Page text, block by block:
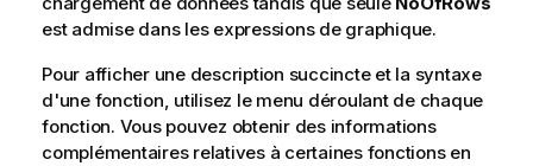
est admise dans les expressions de graphique.
Pour afficher une description succincte et la syntaxe
d'une fonction, utilisez le menu déroulant de chaque
fonction. Vous pouvez obtenir des informations
complémentaires relatives à certaines fonctions en